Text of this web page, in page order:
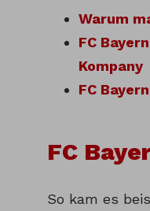
Warum
FC
Kompany
FC
FC
So kam es